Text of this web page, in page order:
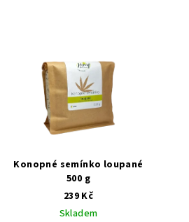
Konopné semínko loupané
500 g
239 Kč
Skladem